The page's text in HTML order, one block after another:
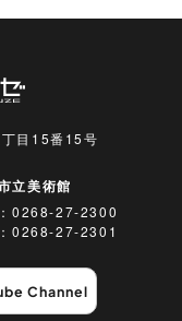
目15番15号
立美術館
0268-27-2300
0268-27-2301
Channel